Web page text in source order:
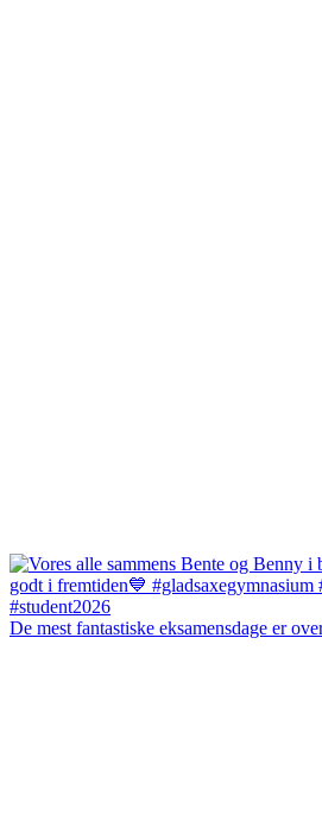
De mest fantastiske eksamensdage er